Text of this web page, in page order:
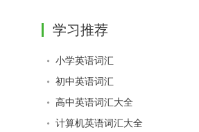
学习推荐
小学英语词汇
初中英语词汇
高中英语词汇大全
计算机英语词汇大全